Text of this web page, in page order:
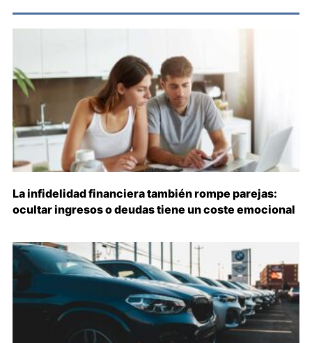
La infidelidad financiera también rompe parejas:
ocultar ingresos o deudas tiene un coste emocional